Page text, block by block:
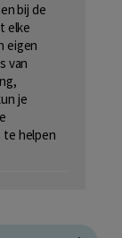
bij de
elke
eigen
van
je
te helpen